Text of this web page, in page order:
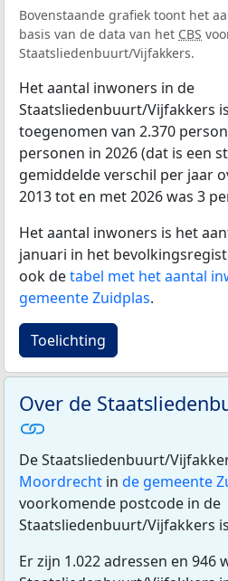
Bovenstaande grafiek toont het
basis van de data van het CBS
Staatsliedenbuurt/Vijfakkers.
Het aantal inwoners in de
Staatsliedenbuurt/Vijfakkers
toegenomen van 2.370
personen in 2026 (dat is een
gemiddelde verschil per jaar
2013 tot en met 2026 was 3
Het aantal inwoners is het
januari in het
ook detabel met het aantal
gemeente Zuidplas.
Toelichting
Over de
De Staatsliedenbuurt/
Moordrecht in de gemeente
voorkomende postcode in de
Staatsliedenbuurt/Vijfakkers is
Er zijn 1.022 adressen en 946